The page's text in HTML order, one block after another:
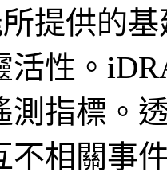
提供的
活性。
測指標。
不相關事